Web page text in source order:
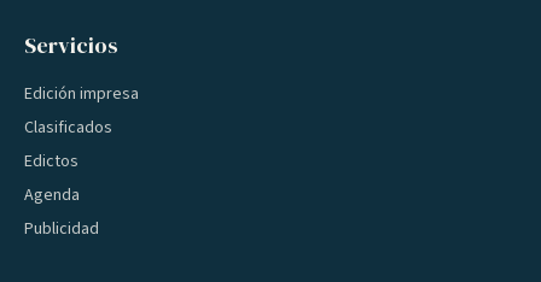
Servicios
Edición impresa
Clasificados
Edictos
Agenda
Publicidad